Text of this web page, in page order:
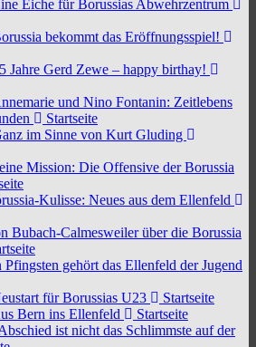
Eiche für Borussias Abwehrzentrum
bekommt das Eröffnungsspiel!
Jahre Gerd Zewe – happy birthay!
und Nino Fontanin: Zeitlebens
Startseite
im Sinne von Kurt Gluding
Mission: Die Offensive der Borussia
Kulisse: Neues aus dem Ellenfeld
Bubach-Calmesweiler über die Borussia
Pfingsten gehört das Ellenfeld der Jugend
für Borussias U23
Startseite
Bern ins Ellenfeld
Startseite
ist nicht das Schlimmste auf der